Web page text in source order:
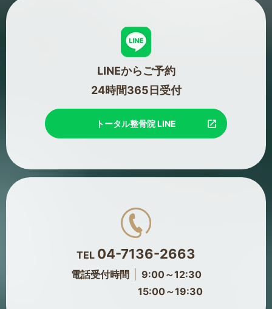
LINEからご予約
24時間365日受付
トータル整骨院 LINE
TEL 04-7136-2663
電話受付時間
9:00～12:30
15:00～19:30